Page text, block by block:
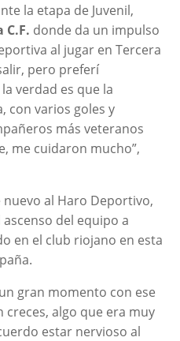
la etapa de Juvenil,
C.F. donde da un impulso
al jugar en Tercera
pero preferí
verdad es que la
con varios goles y
más veteranos
me cuidaron mucho”,
al Haro Deportivo,
del equipo a
en el club riojano en esta
gran momento con ese
algo que era muy
estar nervioso al